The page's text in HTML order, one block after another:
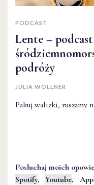
PODCAST
Lente –
podróży
JULIA WOLLNER
Pakuj walizki, ruszamy
Posłuchaj moich
Spotify,Youtube,